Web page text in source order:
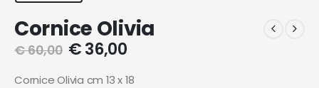
Cornice Olivia
€60,00 €36,00
Cornice Olivia cm 13 x 18